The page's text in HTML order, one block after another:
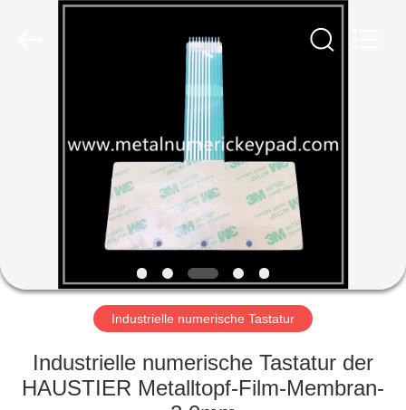
PRODUKTE
FABRIK-
AUSFLUG
QUALITÄTSKONTROLLE
Industrielle numerische Tastatur
Industrielle numerische Tastatur der
HAUSTIER Metalltopf-Film-Membran-